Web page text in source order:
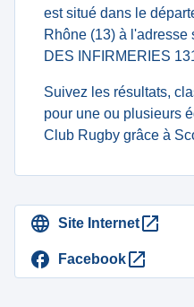
est situé dans le
Rhône (13) à l'adresse
DES INFIRMERIES
Suivez les résultats,
pour une ou plusieurs
Club Rugby grâce à
Site Internet
Facebook